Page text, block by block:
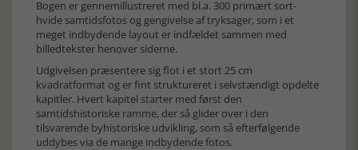
Bogen er gennemillustreret med bl.a. 300 primært sort-
hvide samtidsfotos og gengivelse af tryksager, som i et
meget indbydende layout er indfældet sammen med
billedtekster henover siderne.
Udgivelsen præsentere sig flot i et stort 25 cm
kvadratformat og er fint struktureret i selvstændigt opdelte
kapitler. Hvert kapitel starter med først den
samtidshistoriske ramme, der så glider over i den
tilsvarende byhistoriske udvikling, som så efterfølgende
uddybes via de mange indbydende fotos.